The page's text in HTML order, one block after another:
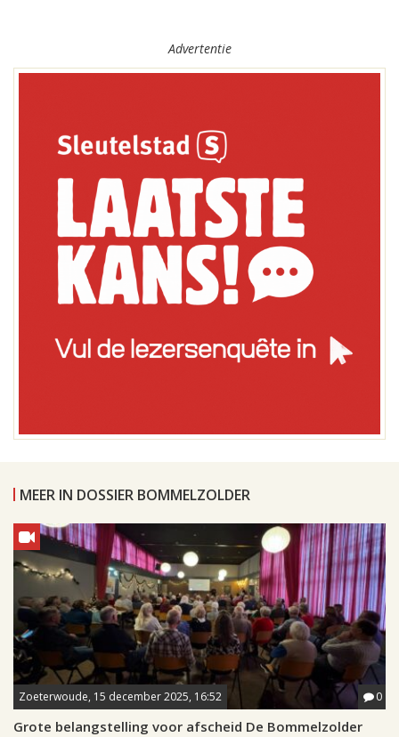
Advertentie
MEER IN DOSSIER BOMMELZOLDER
Zoeterwoude, 15 december 2025, 16:52 0
Grote belangstelling voor afscheid De Bommelzolder